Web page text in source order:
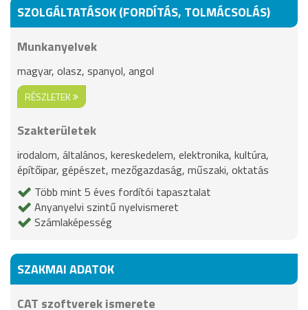
SZOLGÁLTATÁSOK (FORDÍTÁS, TOLMÁCSOLÁS)
Munkanyelvek
magyar, olasz, spanyol, angol
RÉSZLETEK
Szakterületek
irodalom, általános, kereskedelem, elektronika, kultúra,
építőipar, gépészet, mezőgazdaság, műszaki, oktatás
Több mint 5 éves fordítói tapasztalat
Anyanyelvi szintű nyelvismeret
Számlaképesség
SZAKMAI ADATOK
CAT szoftverek ismerete